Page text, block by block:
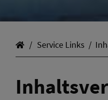
Service Links